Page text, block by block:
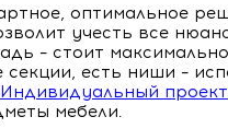
оптимальное
учесть все
– стоит
есть ниши –
Индивидуальный проект
мебели.